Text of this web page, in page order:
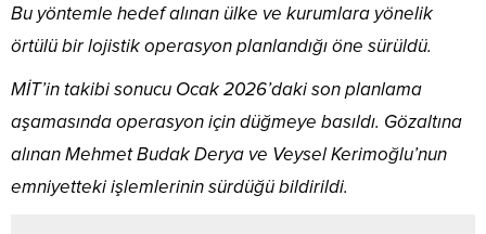
Bu yöntemle hedef alınan ülke ve kurumlara yönelik
örtülü bir lojistik operasyon planlandığı öne sürüldü.
MİT’in takibi sonucu Ocak 2026’daki son planlama
aşamasında operasyon için düğmeye basıldı. Gözaltına
alınan Mehmet Budak Derya ve Veysel Kerimoğlu’nun
emniyetteki işlemlerinin sürdüğü bildirildi.